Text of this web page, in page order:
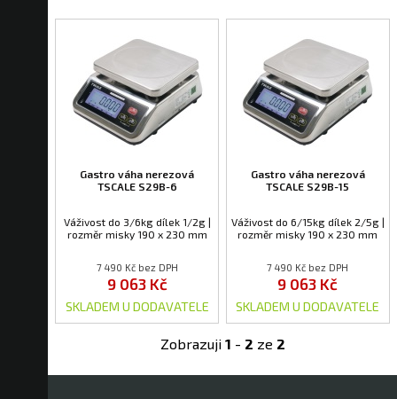
Gastro váha nerezová
TSCALE S29B-6
Váživost do 3/6kg dílek 1/2g |
rozměr misky 190 x 230 mm
7 490 Kč bez DPH
9 063 Kč
SKLADEM U DODAVATELE
Gastro váha nerezová
TSCALE S29B-15
Váživost do 6/15kg dílek 2/5g |
rozměr misky 190 x 230 mm
7 490 Kč bez DPH
9 063 Kč
SKLADEM U DODAVATELE
Zobrazuji 1 - 2 ze 2